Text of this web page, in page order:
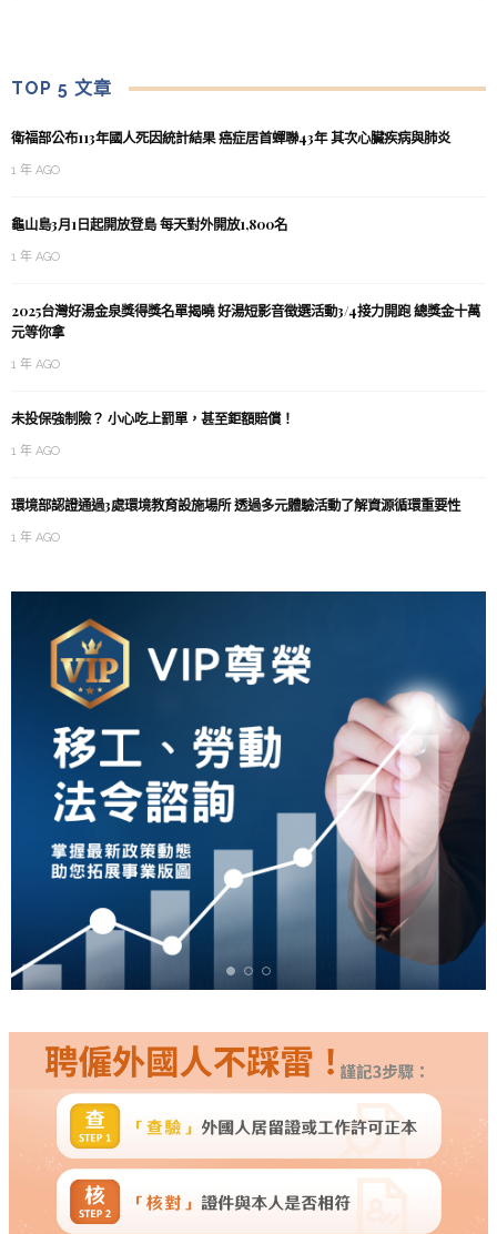
TOP 5 文章
衛福部公布113年國人死因統計結果 癌症居首蟬聯43年 其次心臟疾病與肺炎
1 年 AGO
龜山島3月1日起開放登島 每天對外開放1,800名
1 年 AGO
2025台灣好湯金泉獎得獎名單揭曉 好湯短影音徵選活動3/4接力開跑 總獎金十萬
元等你拿
1 年 AGO
未投保強制險？ 小心吃上罰單，甚至鉅額賠償！
1 年 AGO
環境部認證通過3處環境教育設施場所 透過多元體驗活動了解資源循環重要性
1 年 AGO